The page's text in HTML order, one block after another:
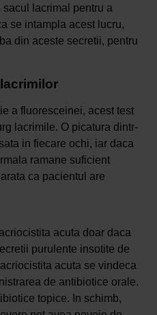
lacrimal pentru a
se intampla acest lucru,
din aceste secretii, pentru
a fluoresceinei, acest test
lacrimile. O picatura dintr-
in fiecare ochi, iar daca
ramane suficient
ca pacientul are
acuta doar daca
purulente insotite de
acuta se vindeca
de antibiotice orale.
topice. In schimb,